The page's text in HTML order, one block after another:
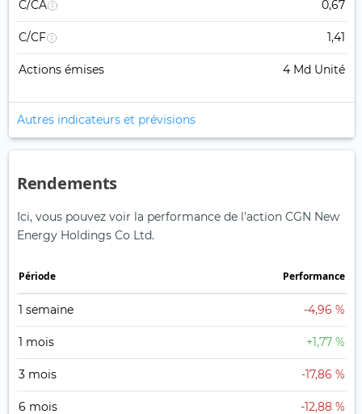
C/CA 0,67
C/CF 1,41
Actions émises 4 Md Unité
Autres indicateurs et prévisions
Rendements
Ici, vous pouvez voir la performance de l'action CGN New
Energy Holdings Co Ltd.
Période Performance
1 semaine -4,96 %
1 mois +1,77 %
3 mois -17,86 %
6 mois -12,88 %